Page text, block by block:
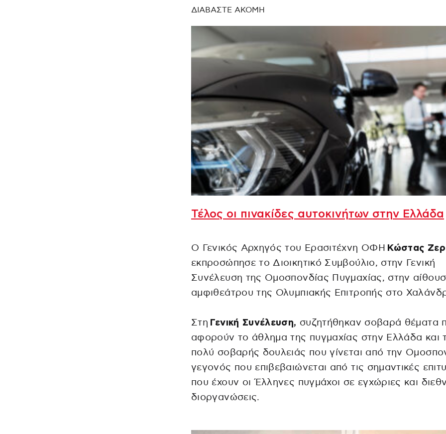
ΔΙΑΒΑΣΤΕ ΑΚΟΜΗ
Τέλος οι πινακίδες αυτοκινήτων στην Ελλάδα
Ο Γενικός Αρχηγός του Ερασιτέχνη ΟΦΗ Κώστας
εκπροσώπησε το Διοικητικό Συμβούλιο, στην Γενική
Συνέλευση της Ομοσπονδίας Πυγμαχίας, στην
αμφιθεάτρου της Ολυμπιακής Επιτροπής στο
Στη Γενική Συνέλευση, συζητήθηκαν σοβαρά θέματα
αφορούν το άθλημα της πυγμαχίας στην Ελλάδα και
πολύ σοβαρής δουλειάς που γίνεται από την
γεγονός που επιβεβαιώνεται από τις σημαντικές
που έχουν οι Έλληνες πυγμάχοι σε εγχώριες και
διοργανώσεις.